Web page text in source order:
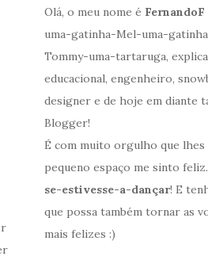
Olá, o meu nome é FernandoF
uma-gatinha-Mel-uma-
Tommy-uma-tartaruga,
educacional, engenheiro,
designer e de hoje em diante
Blogger!
É com muito orgulho que lhes
pequeno espaço me sinto
se-estivesse-a-dançar! E
que possa também tornar as
mais felizes :)